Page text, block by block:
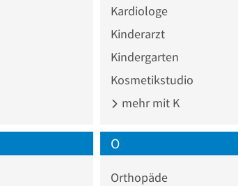
Kardiologe
Kinderarzt
Kindergarten
Kosmetikstudio
mehr mit K
O
Orthopäde